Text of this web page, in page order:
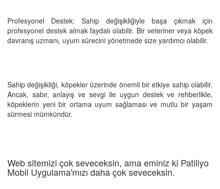
Profesyonel Destek: Sahip değişikliğiyle başa çıkmak için
profesyonel destek almak faydalı olabilir. Bir veteriner veya köpek
davranış uzmanı, uyum sürecini yönetmede size yardımcı olabilir.
Sahip değişikliği, köpekler üzerinde önemli bir etkiye sahip olabilir.
Ancak, sabır, anlayış ve sevgi ile uygun destek ve rehberlikle,
köpeklerin yeni bir ortama uyum sağlaması ve mutlu bir yaşam
sürmesi mümkündür.
Web sitemizi çok seveceksin, ama eminiz ki Patiliyo
Mobil Uygulama'mızı daha çok seveceksin.